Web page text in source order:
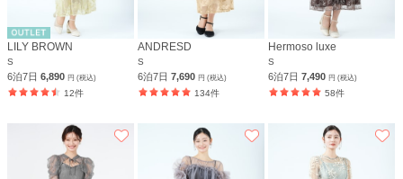
LILY BROWN
S
6泊7日 6,890 円 (税込)
12件
ANDRESD
S
6泊7日7,690円 (税込)
134件
Hermoso luxe
S
6泊7日7,490円 (税込)
58件